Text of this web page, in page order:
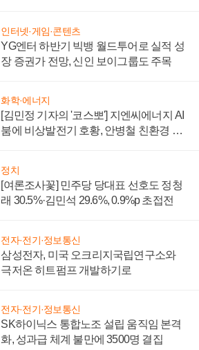
인터넷·게임·콘텐츠
YG엔터 하반기 빅뱅 월드투어로 실적 성
장 증권가 전망, 신인 보이그룹도 주목
화학·에너지
[김민정 기자의 '코스뽀'] 지엔씨에너지 AI
붐에 비상발전기 호황, 안병철 친환경 에
정치
[여론조사꽃] 민주당 당대표 선호도 정청
래 30.5%·김민석 29.6%, 0.9%p 초접전
전자·전기·정보통신
삼성전자, 미국 오크리지국립연구소와
극저온 히트펌프 개발하기로
전자·전기·정보통신
SK하이닉스 통합노조 설립 움직임 본격
화, 성과급 체계 불만에 3500명 결집